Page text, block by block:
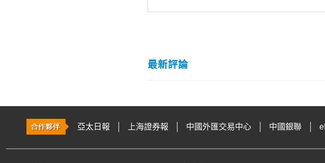
最新評論
亞太日報 上海證券報 中國外匯交易中心 中國銀聯